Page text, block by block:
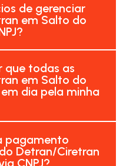
de gerenciar
em Salto do
que todas as
em Salto do
dia pela minha
pagamento
Detran/Ciretran
CNPJ?